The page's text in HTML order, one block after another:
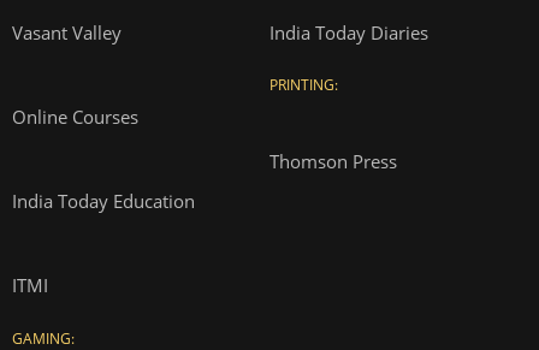
Vasant Valley
Online Courses
India Today Education
ITMI
GAMING:
India Today Diaries
PRINTING:
Thomson Press